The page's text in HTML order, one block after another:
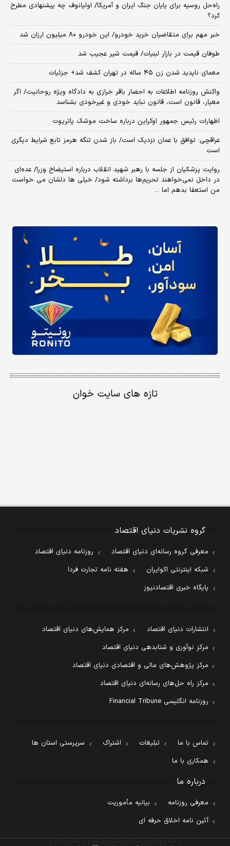
راه‌حل روسیه برای پایان جنگ ایران و آمریکا/ اولیانوف چه پیشنهادی مطرح
کرد؟
خبر مهم برای متقاضیان خرید خودرو/ این خودرو ۸۰ میلیون ارزان شد
طوفان قیمت در بازار لبنیات/ قیمت شیر عجیب شد
معمای ناپدید شدن زن ۴۵ ساله در تهران کشف شد+ جزئیات
واکنش روزنامه اطلاعات به احضار باقر خرازی به دادگاه ویژه روحانیت/ اگر
معیار، قانون است، قانون نباید خودی و غیرخودی بشناسد
اظهارات رئیس جمهور اوکراین درباره ساخت موشک پاتریوت
عراقچی: توافق با عمان نزدیک است/ باز شدن تنگه هرمز تابع شرایط دیگری
است
روایت پزشکیان از جلسه با رهبر شهید انقلاب درباره استیضاح وزرا/ عده‌ای
در داخل نمی‌خواهند تحریم‌ها برداشته شود/ خیلی ها دلشان می خواست
من استعفا بدهم اما ...
تازه های سایت خوان
گروه نشریات دنیای اقتصاد
معرفی گروه رسانه‌ای دنیای اقتصاد
روزنامه دنیای اقتصاد
شبکه اینترنتی اکوایران
هفته نامه تجارت فردا
پایگاه خبری اقتصادنیوز
انتشارات دنیای اقتصاد
مرکز همایش‌های دنیای اقتصاد
مرکز نوآوری و شتابدهی دنیای اقتصاد
مرکز پژوهش‌های مالی و اقتصادی دنیای اقتصاد
مرکز راه حل‌های رسانه‌ای دنیای اقتصاد
روزنامه انگلیسی Financial Tribune
تماس با ما تبلیغات اشتراک
سرپرستی استان ها
همکاری با ما
درباره ما
معرفی روزنامه
بیانیه مأموریت
آئین نامه اخلاق حرفه ای